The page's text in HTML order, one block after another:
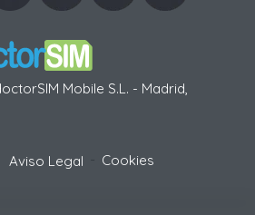
Mobile S.L. - Madrid,
Aviso Legal Cookies